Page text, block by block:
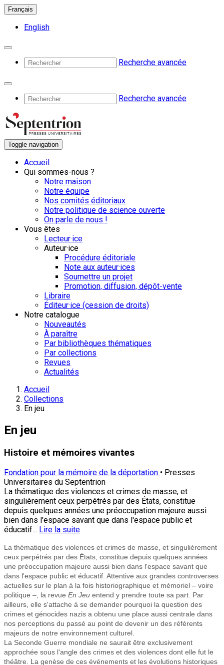
Français
English
Recherche avancée
Recherche avancée
Toggle navigation
Accueil
Qui sommes-nous ?
Notre maison
Notre équipe
Nos comités éditoriaux
Notre politique de science ouverte
On parle de nous !
Vous êtes
Lecteur·ice
Auteur·ice
Procédure éditoriale
Note aux auteur·ices
Soumettre un projet
Promotion, diffusion, dépôt-vente
Libraire
Éditeur·ice (cession de droits)
Notre catalogue
Nouveautés
À paraître
Par bibliothèques thématiques
Par collections
Revues
Actualités
Accueil
Collections
En jeu
En jeu
Histoire et mémoires vivantes
Fondation pour la mémoire de la déportation • Presses
Universitaires du Septentrion
La thématique des violences et crimes de masse, et
singulièrement ceux perpétrés par des États, constitue
depuis quelques années une préoccupation majeure aussi
bien dans l'espace savant que dans l'espace public et
éducatif... Lire la suite
La thématique des violences et crimes de masse, et singulièrement
ceux perpétrés par des États, constitue depuis quelques années
une préoccupation majeure aussi bien dans l'espace savant que
dans l'espace public et éducatif. Attentive aux grandes controverses
actuelles sur le plan à la fois historiographique et mémoriel – voire
politique –, la revue En Jeu entend y prendre toute sa part. Par
ailleurs, elle s'attache à se demander pourquoi la question des
crimes et génocides nazis a obtenu une place aussi centrale dans
nos perceptions du passé au point de devenir un des référents
majeurs de notre environnement culturel.
La Seconde Guerre mondiale ne saurait être exclusivement
approchée sous l'angle des crimes et des violences dont elle fut le
théâtre. La genèse de ces événements et les évolutions historiques